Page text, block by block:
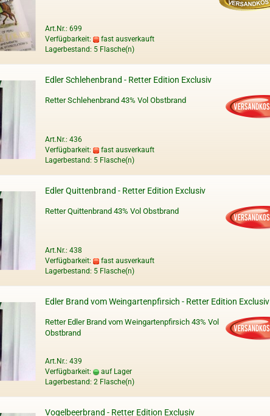
Art.Nr.: 699
Verfügbarkeit:
fast ausverkauft
Lagerbestand: 5 Flasche(n)
Edler Schlehenbrand - Retter Edition Exclusiv
Retter Schlehenbrand 43% Vol Obstbrand
Art.Nr.: 436
Verfügbarkeit:
fast ausverkauft
Lagerbestand: 5 Flasche(n)
Edler Quittenbrand - Retter Edition Exclusiv
Retter Quittenbrand 43% Vol Obstbrand
Art.Nr.: 438
Verfügbarkeit:
fast ausverkauft
Lagerbestand: 5 Flasche(n)
Edler Brand vom Weingartenpfirsich - Retter Edition Exclusiv
Retter Edler Brand vom Weingartenpfirsich 43% Vol
Obstbrand
Art.Nr.: 439
Verfügbarkeit:
auf Lager
Lagerbestand: 2 Flasche(n)
Vogelbeerbrand - Retter Edition Exclusiv